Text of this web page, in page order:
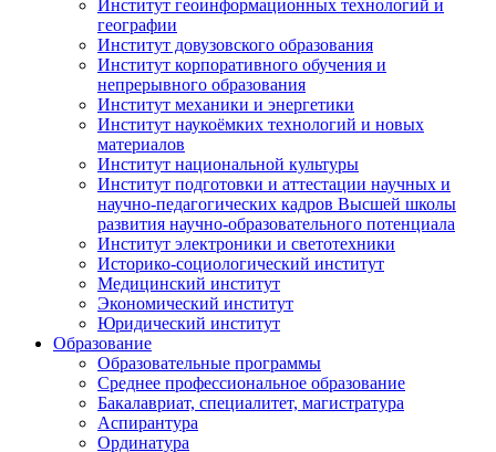
Институт геоинформационных технологий и
географии
Институт довузовского образования
Институт корпоративного обучения и
непрерывного образования
Институт механики и энергетики
Институт наукоёмких технологий и новых
материалов
Институт национальной культуры
Институт подготовки и аттестации научных и
научно-педагогических кадров Высшей школы
развития научно-образовательного потенциала
Институт электроники и светотехники
Историко-социологический институт
Медицинский институт
Экономический институт
Юридический институт
Образование
Образовательные программы
Среднее профессиональное образование
Бакалавриат, специалитет, магистратура
Аспирантура
Ординатура